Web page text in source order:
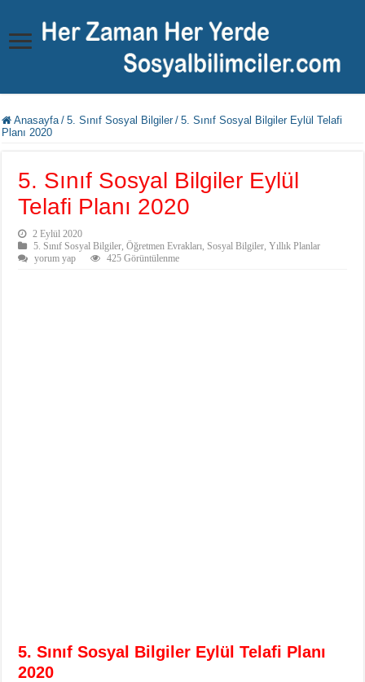
Anasayfa / 5. Sınıf Sosyal Bilgiler / 5. Sınıf Sosyal Bilgiler Eylül Telafi
Planı 2020
5. Sınıf Sosyal Bilgiler Eylül
Telafi Planı 2020
2 Eylül 2020
5. Sınıf Sosyal Bilgiler ,Öğretmen Evrakları Sosyal Bilgiler ,Yıllık Planlar
yorum yap
425 Görüntülenme
5. Sınıf Sosyal Bilgiler Eylül Telafi Planı
2020